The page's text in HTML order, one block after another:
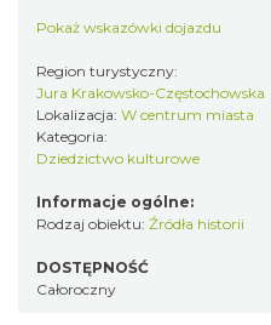
Pokaż wskazówki dojazdu
Region turystyczny:
Jura Krakowsko-Częstochowska
Lokalizacja: W centrum miasta
Kategoria:
Dziedzictwo kulturowe
Informacje ogólne:
Rodzaj obiektu: Źródła historii
DOSTĘPNOŚĆ
Całoroczny